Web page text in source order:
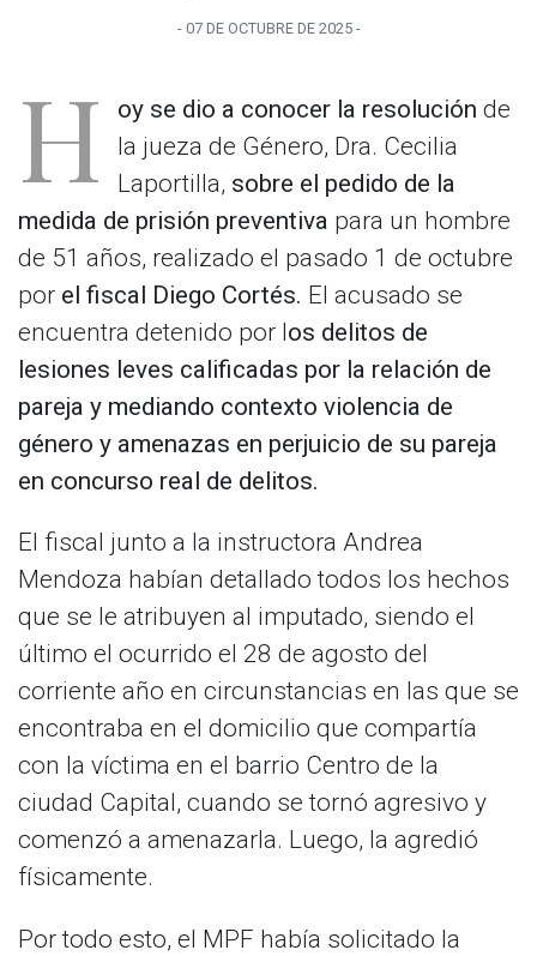
- 07 DE OCTUBREDE 2025-
H oy se dio a conocer la resolución de
la jueza de Género, Dra. Cecilia
Laportilla, sobre el pedido de la
medida de prisión preventiva para un hombre
de 51 años, realizado el pasado 1 de octubre
por el fiscal Diego Cortés. El acusado se
encuentra detenido por los delitos de
lesiones leves calificadas por la relación de
pareja y mediando contexto violencia de
género y amenazas en perjuicio de su pareja
en concurso real de delitos.
El fiscal junto a la instructora Andrea
Mendoza habían detallado todos los hechos
que se le atribuyen al imputado, siendo el
último el ocurrido el 28 de agosto del
corriente año en circunstancias en las que se
encontraba en el domicilio que compartía
con la víctima en el barrio Centro de la
ciudad Capital, cuando se tornó agresivo y
comenzó a amenazarla. Luego, la agredió
físicamente.
Por todo esto, el MPF había solicitado la